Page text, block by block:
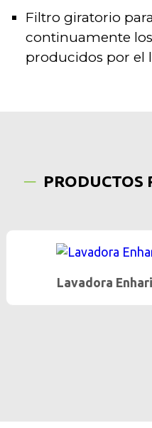
Filtro giratorio
continuamente
producidos por el
PRODUCTOS
Lavadora